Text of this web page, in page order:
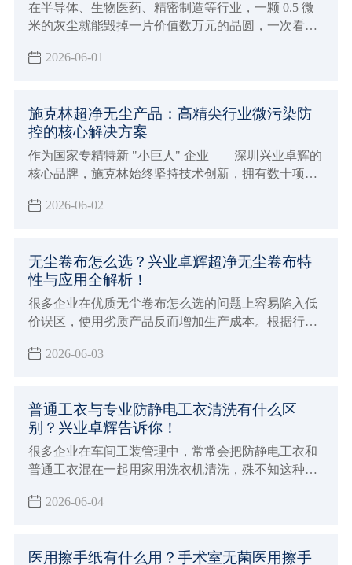
在半导体、生物医药、精密制造等行业，一颗 0.5 微
米的灰尘就能毁掉一片价值数万元的晶圆，一次看不
显示，每年因静电和微污染导致的全球制造业损失高
2026-06-01
施克林超净无尘产品：高精尖行业微污染防
控的核心解决方案
作为国家专精特新 "小巨人" 企业——深圳兴业卓辉的
核心品牌，施克林始终坚持技术创新，拥有数十项相
2026-06-02
无尘卷布怎么选？兴业卓辉超净无尘卷布特
性与应用全解析！
很多企业在优质无尘卷布怎么选的问题上容易陷入低
价误区，使用劣质产品反而增加生产成本。根据行业
机构的检验报告，确认离子含量是否符合行业标准，
2026-06-03
普通工衣与专业防静电工衣清洗有什么区
别？兴业卓辉告诉你！
很多企业在车间工装管理中，常常会把防静电工衣和
普通工衣混在一起用家用洗衣机清洗，殊不知这种看
效，甚至引发电子元件损坏、粉尘爆炸等严重生产事
2026-06-04
医用擦手纸有什么用？手术室无菌医用擦手